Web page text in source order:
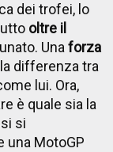
dei trofei, lo
oltre il
Unaforza
differenza tra
lui. Ora,
è quale sia la
si
una MotoGP